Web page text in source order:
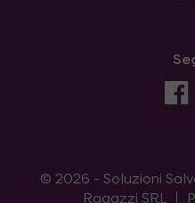
© 2026 - Soluzioni
Ragazzi SRL